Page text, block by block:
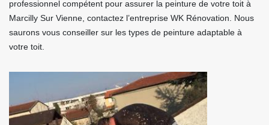
professionnel compétent pour assurer la peinture de votre toit à
Marcilly Sur Vienne, contactez l’entreprise WK Rénovation. Nous
saurons vous conseiller sur les types de peinture adaptable à
votre toit.